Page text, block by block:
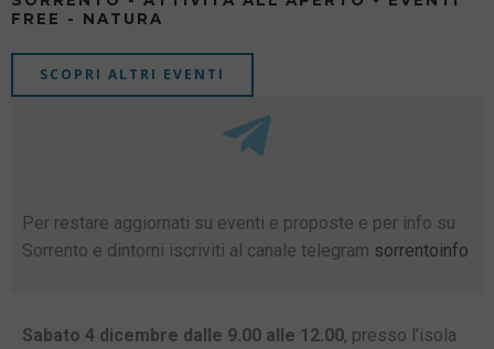
FREE - NATURA
SCOPRI ALTRI EVENTI
Per restare aggiornati su eventi e proposte e per info su
Sorrento e dintorni iscriviti al canale telegram sorrentoinfo
Sabato 4 dicembre dalle 9.00 alle 12.00, presso l’isola